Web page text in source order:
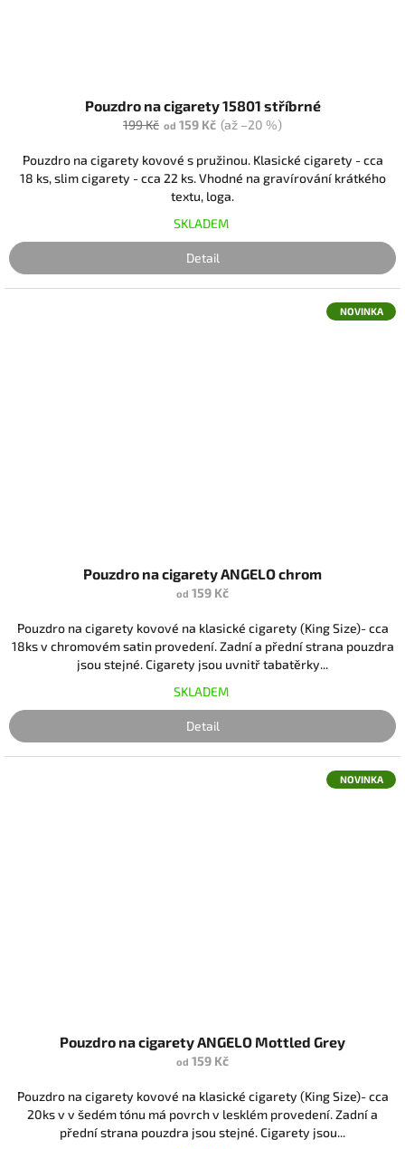
Pouzdro na cigarety 15801 stříbrné
199 Kč od 159 Kč (až –20 %)
Pouzdro na cigarety kovové s pružinou. Klasické cigarety - cca
18 ks, slim cigarety - cca 22 ks. Vhodné na gravírování krátkého
textu, loga.
SKLADEM
Detail
NOVINKA
Pouzdro na cigarety ANGELO chrom
od 159 Kč
Pouzdro na cigarety kovové na klasické cigarety (King Size)- cca
18ks v chromovém satin provedení. Zadní a přední strana pouzdra
jsou stejné. Cigarety jsou uvnitř tabatěrky...
SKLADEM
Detail
NOVINKA
Pouzdro na cigarety ANGELO Mottled Grey
od 159 Kč
Pouzdro na cigarety kovové na klasické cigarety (King Size)- cca
20ks v v šedém tónu má povrch v lesklém provedení. Zadní a
přední strana pouzdra jsou stejné. Cigarety jsou...